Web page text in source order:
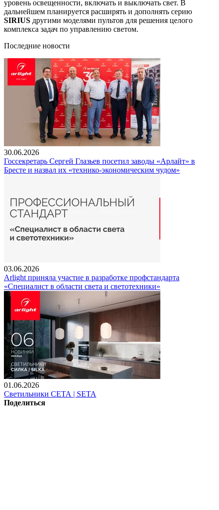
уровень освещенности, включать и выключать свет. В
дальнейшем планируется расширять и дополнять серию
SIRIUS другими моделями пультов для решения целого
комплекса задач по управлению светом.
Последние новости
30.06.2026
Госсекретарь Сергей Глазьев посетил заводы «Арлайт» в
Бресте и назвал их «технико-экономическим чудом»
03.06.2026
Arlight приняла участие в разработке профстандарта
«Специалист в области света и светотехники»
01.06.2026
Светильники СЕТА | SETA
Поделиться